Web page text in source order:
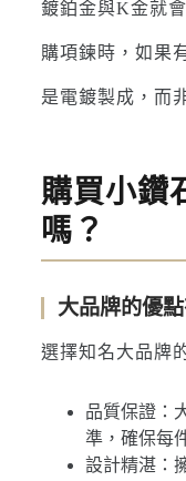
鍍鉑金與K金就
購項鍊時，如果
是電鍍製成，而
購買小鑽
嗎？
大品牌的優
選擇知名大品牌
品質保證：
準，確保每
設計精湛：